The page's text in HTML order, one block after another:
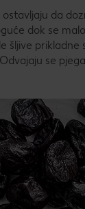
ostavljaju da
dok se
šljive prikladne
se